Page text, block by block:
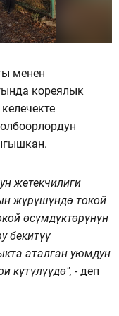
менен
кореялык
жетекчилиги
жүрүшүндө токой
өсүмдүктөрүнүн
бекитүү
аталган уюмдун
күтүлүүдө", - деп